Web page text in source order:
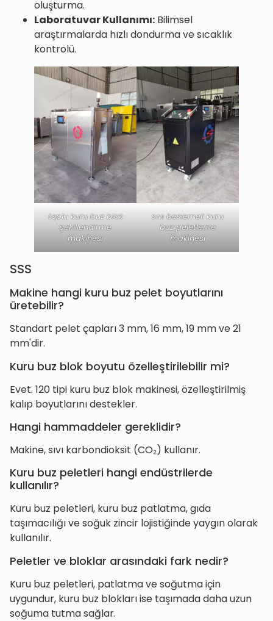
oluşturma.
Laboratuvar Kullanımı: Bilimsel
araştırmalarda hızlı dondurma ve sıcaklık
kontrolü.
toplu kuru buz blok
şekillendirme
makinesi
sıvı beslemeli kuru
buz peletleme
makinesi
SSS
Makine hangi kuru buz pelet boyutlarını
üretebilir?
Standart pelet çapları 3 mm, 16 mm, 19 mm ve 21
mm'dir.
Kuru buz blok boyutu özelleştirilebilir mi?
Evet. 120 tipi kuru buz blok makinesi, özelleştirilmiş
kalıp boyutlarını destekler.
Hangi hammaddeler gereklidir?
Makine, sıvı karbondioksit (CO₂) kullanır.
Kuru buz peletleri hangi endüstrilerde
kullanılır?
Kuru buz peletleri, kuru buz patlatma, gıda
taşımacılığı ve soğuk zincir lojistiğinde yaygın olarak
kullanılır.
Peletler ve bloklar arasındaki fark nedir?
Kuru buz peletleri, patlatma ve soğutma için
uygundur, kuru buz blokları ise taşımada daha uzun
soğuma tutma sağlar.